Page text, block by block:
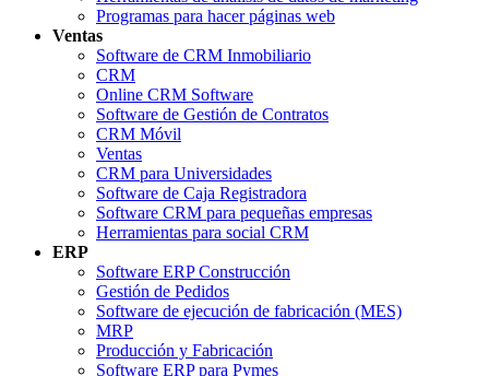
Programas para hacer páginas web
Ventas
Software de CRM Inmobiliario
CRM
Online CRM Software
Software de Gestión de Contratos
CRM Móvil
Ventas
CRM para Universidades
Software de Caja Registradora
Software CRM para pequeñas empresas
Herramientas para social CRM
ERP
Software ERP Construcción
Gestión de Pedidos
Software de ejecución de fabricación (MES)
MRP
Producción y Fabricación
Software ERP para Pymes